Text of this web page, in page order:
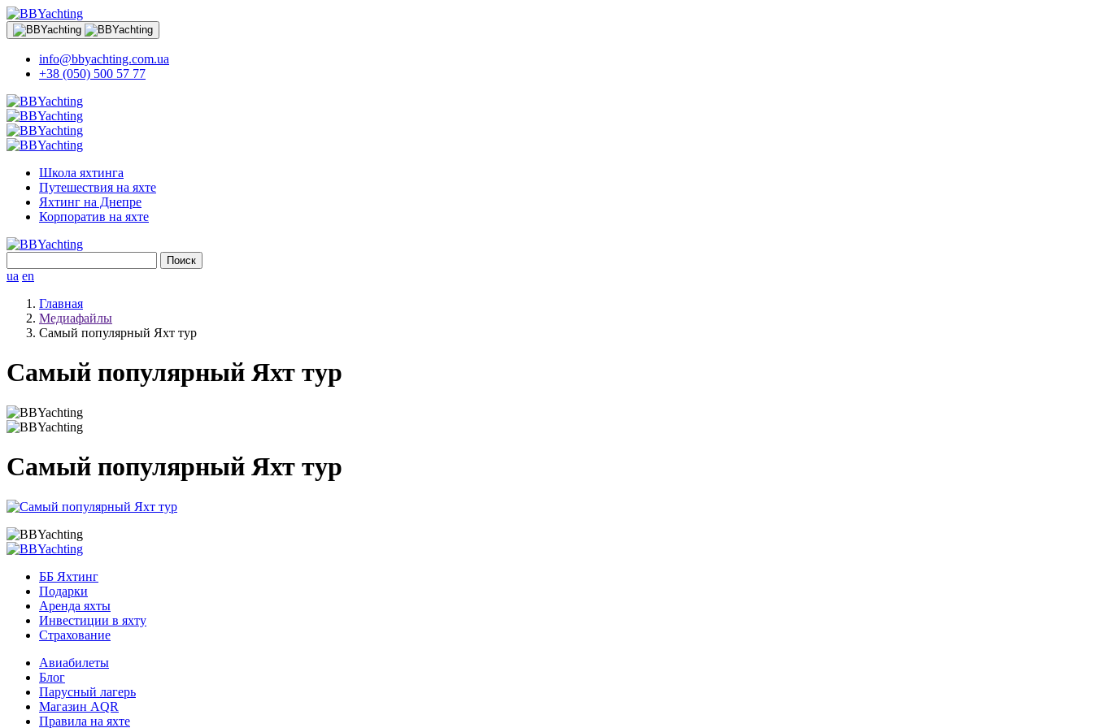
info@bbyachting.com.ua
+38 (050) 500 57 77
Школа яхтинга
Путешествия на яхте
Яхтинг на Днепре
Корпоратив на яхте
ua en
Главная
Медиафайлы
Самый популярный Яхт тур
Самый популярный Яхт тур
Самый популярный Яхт тур
ББ Яхтинг
Подарки
Аренда яхты
Инвестиции в яхту
Страхование
Авиабилеты
Блог
Парусный лагерь
Магазин AQR
Правила на яхте